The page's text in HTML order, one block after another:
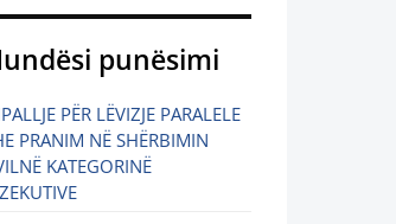
punësimi
PËR LËVIZJE PARALELE
PRANIM NË SHËRBIMIN
KATEGORINË